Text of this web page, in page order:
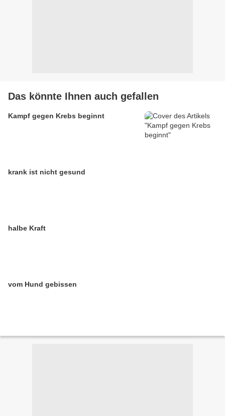
Das könnte Ihnen auch gefallen
Kampf gegen Krebs beginnt
krank ist nicht gesund
halbe Kraft
vom Hund gebissen